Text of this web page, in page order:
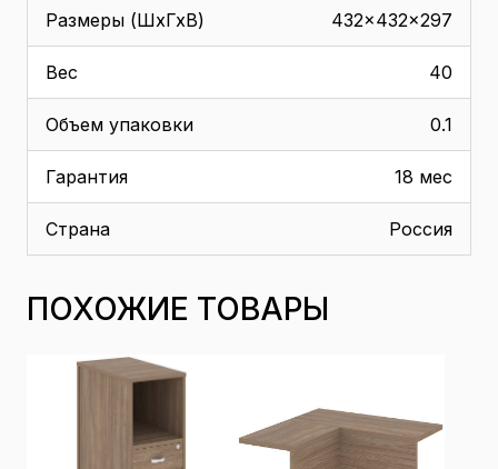
Размеры (ШхГхВ) 432x432x297
Вес 40
Объем упаковки 0.1
Гарантия 18 мес
Страна Россия
ПОХОЖИЕ ТОВАРЫ